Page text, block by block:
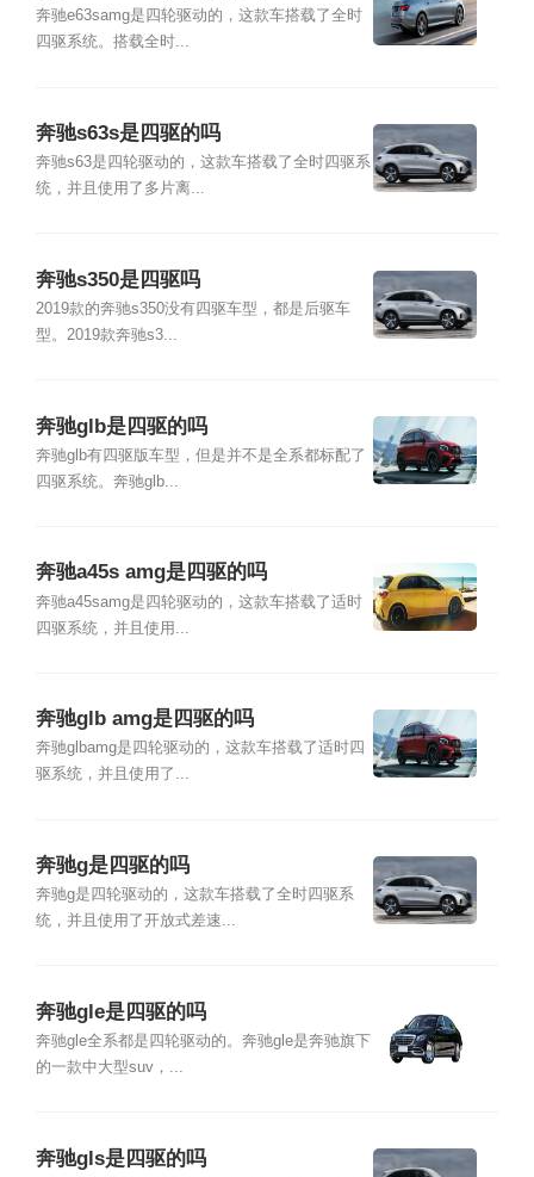
奔驰e63samg是四轮驱动的，这款车搭载了全时
四驱系统。搭载全时...
奔驰s63s是四驱的吗
奔驰s63是四轮驱动的，这款车搭载了全时四驱系
统，并且使用了多片离...
奔驰s350是四驱吗
2019款的奔驰s350没有四驱车型，都是后驱车
型。2019款奔驰s3...
奔驰glb是四驱的吗
奔驰glb有四驱版车型，但是并不是全系都标配了
四驱系统。奔驰glb...
奔驰a45s amg是四驱的吗
奔驰a45samg是四轮驱动的，这款车搭载了适时
四驱系统，并且使用...
奔驰glb amg是四驱的吗
奔驰glbamg是四轮驱动的，这款车搭载了适时四
驱系统，并且使用了...
奔驰g是四驱的吗
奔驰g是四轮驱动的，这款车搭载了全时四驱系
统，并且使用了开放式差速...
奔驰gle是四驱的吗
奔驰gle全系都是四轮驱动的。奔驰gle是奔驰旗下
的一款中大型suv，...
奔驰gls是四驱的吗